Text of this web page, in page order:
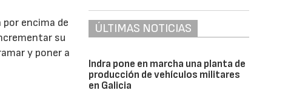
encima de
su
y poner a
ÚLTIMAS NOTICIAS
Indra pone en marcha una planta de
producción de vehículos militares
en Galicia